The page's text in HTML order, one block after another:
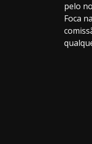
pelo
Foca